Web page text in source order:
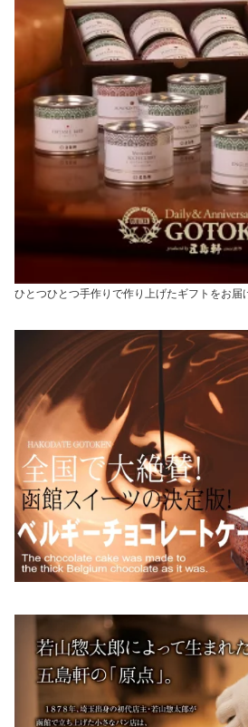
ひとつひとつ手作りで作り上げたギフトをお届